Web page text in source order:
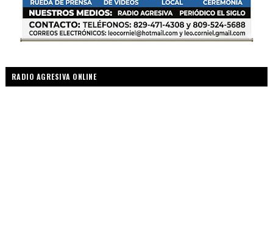
RADIO AGRESIVA ONLINE